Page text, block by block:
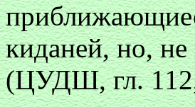
киданей, но,
(ЦУДШ, гл.